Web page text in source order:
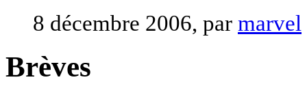
8 décembre 2006, par marvel
Brèves